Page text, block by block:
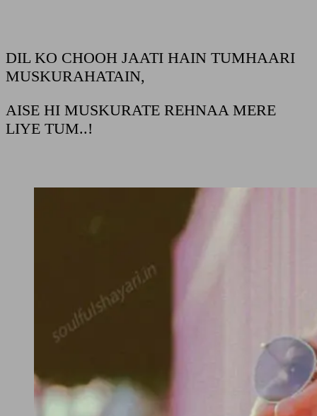
DIL KO CHOOH JAATI HAIN TUMHAARI
MUSKURAHATAIN,
AISE HI MUSKURATE REHNAA MERE
LIYE TUM..!